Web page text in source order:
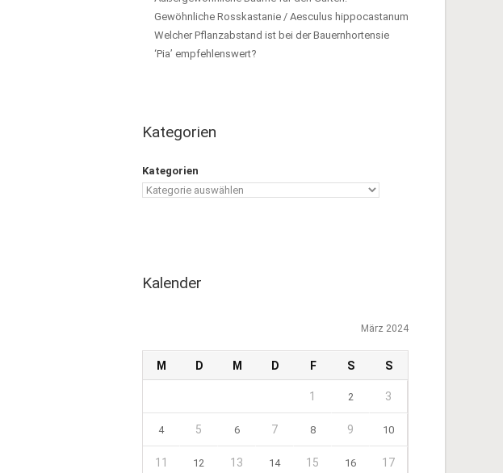
Gewöhnliche Rosskastanie / Aesculus hippocastanum
Welcher Pflanzabstand ist bei der Bauernhortensie
‘Pia’ empfehlenswert?
Kategorien
Kategorien
Kalender
März 2024
M D M D F S S
1 2 3
4 5 6 7 8 9 10
11 12 13 14 15 16 17